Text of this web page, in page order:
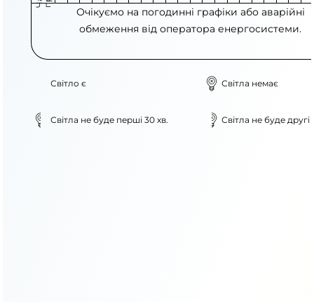
Очікуємо на погодинні графіки або аварійні
обмеження від оператора енергосистеми.
Світло є Світла немає
Світла не буде перші 30 хв. Світла не буде другі